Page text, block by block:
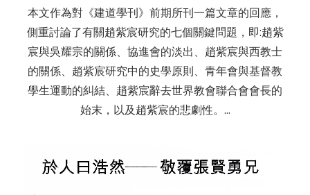
本文作為對《建道學刊》前期所刊一篇文章的回應，
側重討論了有關趙紫宸研究的七個關鍵問題，即:趙紫
宸與吳耀宗的關係、協進會的淡出、趙紫宸與西教士
的關係、趙紫宸研究中的史學原則、青年會與基督教
學生運動的糾結、趙紫宸辭去世界教會聯合會會長的
始末，以及趙紫宸的悲劇性。…